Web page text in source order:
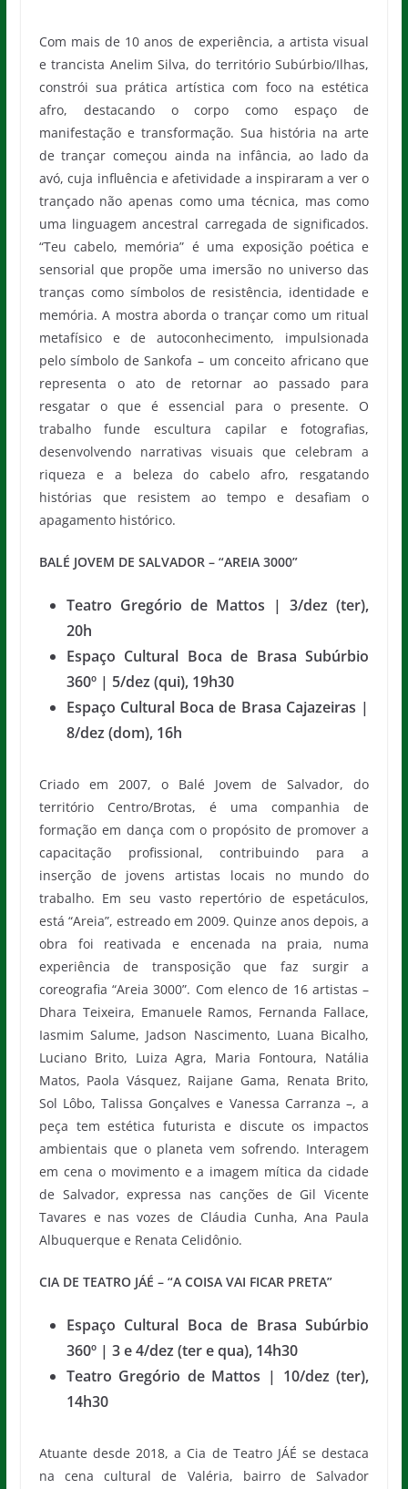
Com mais de 10 anos de experiência, a artista visual
e trancista Anelim Silva, do território Subúrbio/Ilhas,
constrói sua prática artística com foco na estética
afro, destacando o corpo como espaço de
manifestação e transformação. Sua história na arte
de trançar começou ainda na infância, ao lado da
avó, cuja influência e afetividade a inspiraram a ver o
trançado não apenas como uma técnica, mas como
uma linguagem ancestral carregada de significados.
“Teu cabelo, memória” é uma exposição poética e
sensorial que propõe uma imersão no universo das
tranças como símbolos de resistência, identidade e
memória. A mostra aborda o trançar como um ritual
metafísico e de autoconhecimento, impulsionada
pelo símbolo de Sankofa – um conceito africano que
representa o ato de retornar ao passado para
resgatar o que é essencial para o presente. O
trabalho funde escultura capilar e fotografias,
desenvolvendo narrativas visuais que celebram a
riqueza e a beleza do cabelo afro, resgatando
histórias que resistem ao tempo e desafiam o
apagamento histórico.
BALÉ JOVEM DE SALVADOR – “AREIA 3000”
Teatro Gregório de Mattos | 3/dez (ter),
20h
Espaço Cultural Boca de Brasa Subúrbio
360º | 5/dez (qui), 19h30
Espaço Cultural Boca de Brasa Cajazeiras |
8/dez (dom), 16h
Criado em 2007, o Balé Jovem de Salvador, do
território Centro/Brotas, é uma companhia de
formação em dança com o propósito de promover a
capacitação profissional, contribuindo para a
inserção de jovens artistas locais no mundo do
trabalho. Em seu vasto repertório de espetáculos,
está “Areia”, estreado em 2009. Quinze anos depois, a
obra foi reativada e encenada na praia, numa
experiência de transposição que faz surgir a
coreografia “Areia 3000”. Com elenco de 16 artistas –
Dhara Teixeira, Emanuele Ramos, Fernanda Fallace,
Iasmim Salume, Jadson Nascimento, Luana Bicalho,
Luciano Brito, Luiza Agra, Maria Fontoura, Natália
Matos, Paola Vásquez, Raijane Gama, Renata Brito,
Sol Lôbo, Talissa Gonçalves e Vanessa Carranza –, a
peça tem estética futurista e discute os impactos
ambientais que o planeta vem sofrendo. Interagem
em cena o movimento e a imagem mítica da cidade
de Salvador, expressa nas canções de Gil Vicente
Tavares e nas vozes de Cláudia Cunha, Ana Paula
Albuquerque e Renata Celidônio.
CIA DE TEATRO JÁÉ – “A COISA VAI FICAR PRETA”
Espaço Cultural Boca de Brasa Subúrbio
360º | 3 e 4/dez (ter e qua), 14h30
Teatro Gregório de Mattos | 10/dez (ter),
14h30
Atuante desde 2018, a Cia de Teatro JÁÉ se destaca
na cena cultural de Valéria, bairro de Salvador